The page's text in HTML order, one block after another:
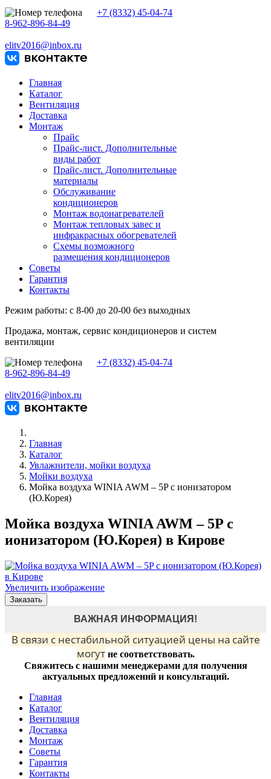
+7 (8332) 45-04-74
8-962-896-84-49
elitv2016@inbox.ru
Главная
Каталог
Вентиляция
Доставка
Монтаж
Прайс
Прайс-лист. Дополнительные
виды работ
Прайс-лист. Дополнительные
материалы
Обслуживание
кондиционеров
Монтаж водонагревателей
Монтаж тепловых завес и
инфракрасных обогревателей
Схемы возможного
размещения кондиционеров
Советы
Гарантия
Контакты
Режим работы: с 8-00 до 20-00 без выходных
Продажа, монтаж, сервис кондиционеров и систем
вентиляции
+7 (8332) 45-04-74
8-962-896-84-49
elitv2016@inbox.ru
Главная
Каталог
Увлажнители, мойки воздуха
Мойки воздуха
Мойка воздуха WINIA AWM – 5P с ионизатором
(Ю.Корея)
Мойка воздуха WINIA AWM – 5P с
ионизатором (Ю.Корея) в Кирове
Увеличить изображение
Заказать
ВАЖНАЯ ИНФОРМАЦИЯ!
В связи с нестабильной ситуацией цены на сайте
могутне соответствовать.
Свяжитесь с нашими менеджерами для получения
актуальных предложений и консультаций.
Главная
Каталог
Вентиляция
Доставка
Монтаж
Советы
Гарантия
Контакты